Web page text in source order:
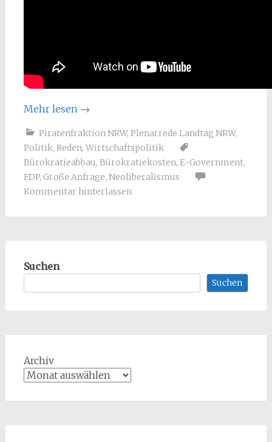
Mehr lesen →
Piratenfraktion NRW, Plenarrede Landtag NRW,
Politik, Reden, Wirtschaftspolitik
Bürokratieabbau, Bürokratiekosten, E-Government,
FDP, Große Anfrage, Neoliberalismus
Kommentar hinterlassen
Suchen
Suchen
Archiv